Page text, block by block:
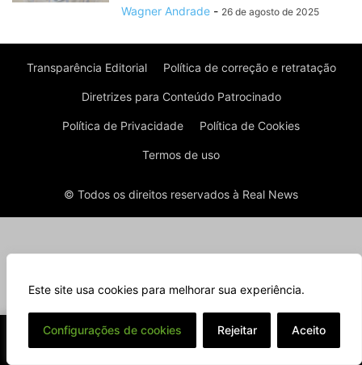
Este site usa cookies para melhorar sua experiência.
Configurações de cookies Rejeitar Aceito
Wagner Andrade - 26 de agosto de 2025
Transparência Editorial Política de correção e retratação
Diretrizes para Conteúdo Patrocinado
Política de Privacidade Política de Cookies
Termos de uso
© Todos os direitos reservados à Real News